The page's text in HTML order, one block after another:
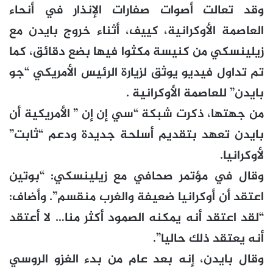
وقد تعالت أصوات صفارات الإنذار في أنحاء
العاصمة الأوكرانية، كييف، أثناء خروج بايدن مع
زيلينسكي من كنيسة مكثوا فيها بضع دقائق، كما
تم تداول فيديو يوثق لزيارة الرئيس الأمريكي “جو
بايدن” للعاصمة الأوكرانية .
من جهتها، ذكرت شبكة “سي إن إن ” الأمريكية أن
بايدن تعهد بتقديم أسلحة جديدة ودعم “ثابت”
لأوكرانيا.
وقال في مؤتمر صحافي مع زيلينسكي: “بوتين
اعتقد أن أوكرانيا ضعيفة والغرب منقسم”. وأضاف:
“لقد اعتقد أنه يمكنه الصمود أكثر منا… لا أعتقد
أنه يعتقد ذلك حاليا”.
وقال بايدن، إنه بعد عام من بدء الغزو الروسي